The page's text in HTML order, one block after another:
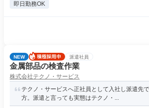
即日勤務OK
NEW 派遣社員
金属部品の検査作業
株式会社テクノ・サービス
テクノ・サービスへ正社員として入社し派遣先
方。派遣と言っても実態はテクノ・...